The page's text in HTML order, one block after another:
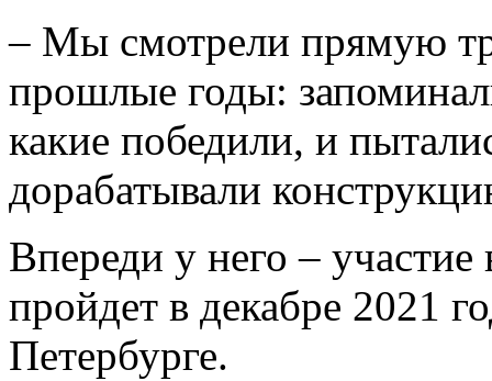
– Мы смотрели прямую
прошлые годы:
какие победили, и
дорабатывали
Впереди у него –
пройдет в декабре 2021
Петербурге.